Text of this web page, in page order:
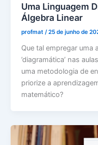
Uma Linguagem
Álgebra Linear
profmat/25 de junho de
Que tal empregar uma
’diagramática’ nas
uma metodologia de
priorize a
matemático?